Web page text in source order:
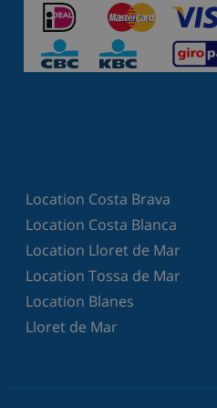
Location Costa Brava
Location Costa Blanca
Location Lloret de Mar
Location Tossa de Mar
Location Blanes
Lloret de Mar